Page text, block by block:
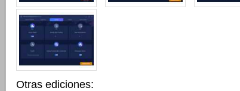
Otras ediciones: